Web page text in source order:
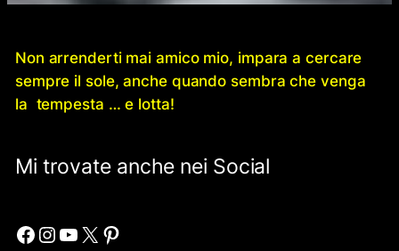
Non arrenderti mai amico mio, impara a cercare
sempre il sole, anche quando sembra che venga
la tempesta … e lotta!
Mi trovate anche nei Social
Facebook Instagram YouTube X Pinterest